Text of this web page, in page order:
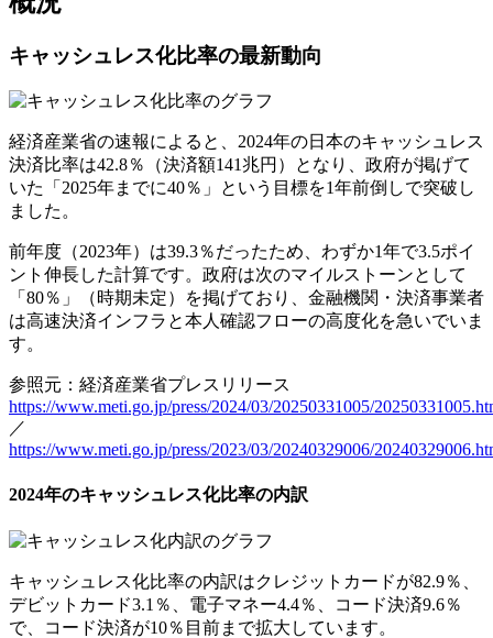
キャッシュレス化比率の最新動向
経済産業省の速報によると、 2024年の日本のキャッシュレス
決済比率は42.8％（決済額141兆円）となり、政府が掲げて
いた「2025年までに40％」という目標を1年前倒しで突破 し
ました。
前年度（2023年）は39.3％だったため、わずか1年で3.5ポイ
ント伸長した計算です。政府は次のマイルストーンとして
「80％」（時期未定）を掲げており、金融機関・決済事業者
は高速決済インフラと本人確認フローの高度化を急いでいま
す。
参照元：経済産業省プレスリリース
https://www.meti.go.jp/press/2024/03/20250331005/
／
https://www.meti.go.jp/press/2023/03/20240329006/
2024年のキャッシュレス化比率の内訳
キャッシュレス化比率の内訳はクレジットカードが82.9％、
デビットカード3.1％、電子マネー4.4％、コード決済9.6％
で、コード決済が10％目前まで拡大しています。